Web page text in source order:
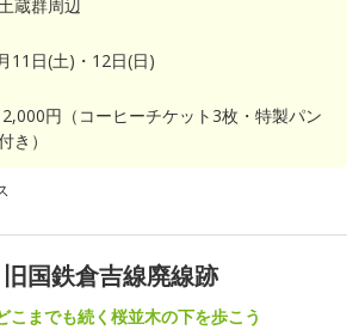
蔵群周辺
11日(土)・12日(日)
円（コーヒーチケット3枚・特製パン
き）
旧国鉄倉吉線廃線跡
こまでも続く桜並木の下を歩こう